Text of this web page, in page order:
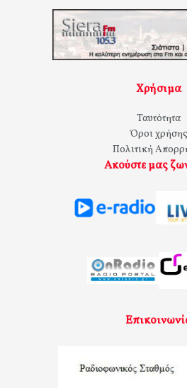
Χρήσιμα
Ταυτότητα
Όροι χρήσης
Πολιτική
Ακούστε μας